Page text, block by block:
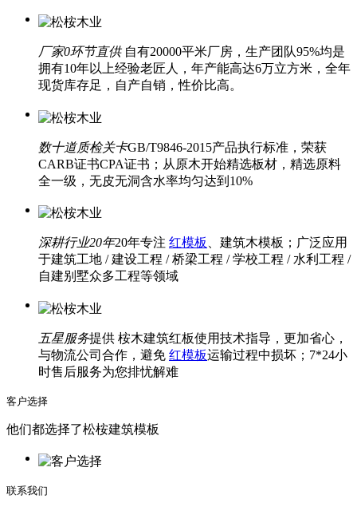
厂家0环节直供 自有20000平米厂房，生产团队95%均是
拥有10年以上经验老匠人，年产能高达6万立方米，全年
现货库存足，自产自销，性价比高。
数十道质检关卡GB/T9846-2015产品执行标准，荣获
CARB证书CPA证书；从原木开始精选板材，精选原料
全一级，无皮无洞含水率均匀达到10%
深耕行业20年20年专注 红模板
、建筑木模板；广泛应用
于建筑工地 / 建设工程 / 桥梁工程 / 学校工程 / 水利工程 /
自建别墅众多工程等领域
五星服务提供 桉木建筑红板使用技术指导，更加省心，
与物流公司合作，避免 红模板运输过程中损坏；7*24小
时售后服务为您排忧解难
客户选择
他们都选择了松桉建筑模板
联系我们